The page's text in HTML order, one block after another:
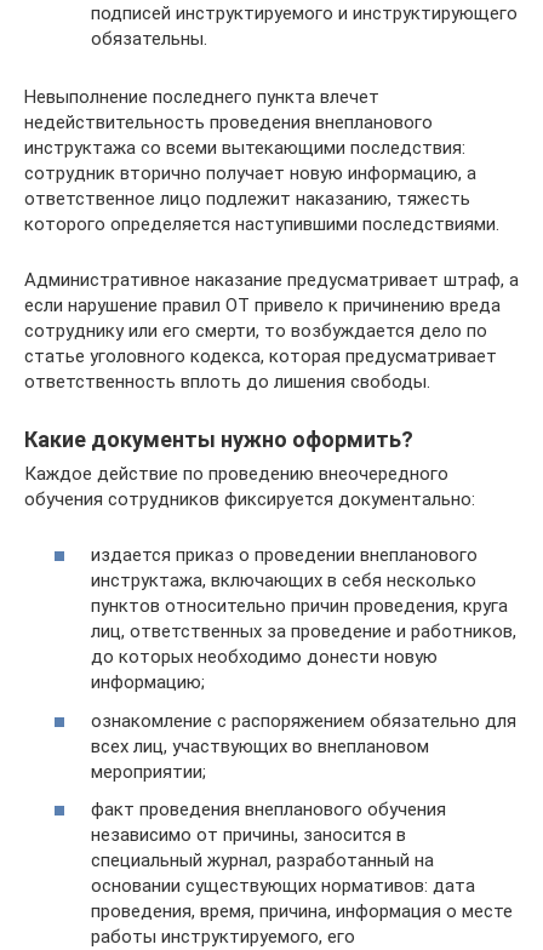
подписей инструктируемого и инструктирующего
обязательны.
Невыполнение последнего пункта влечет
недействительность проведения внепланового
инструктажа со всеми вытекающими последствия:
сотрудник вторично получает новую информацию, а
ответственное лицо подлежит наказанию, тяжесть
которого определяется наступившими последствиями.
Административное наказание предусматривает штраф, а
если нарушение правил ОТ привело к причинению вреда
сотруднику или его смерти, то возбуждается дело по
статье уголовного кодекса, которая предусматривает
ответственность вплоть до лишения свободы.
Какие документы нужно оформить?
Каждое действие по проведению внеочередного
обучения сотрудников фиксируется документально:
издается приказ о проведении внепланового
инструктажа, включающих в себя несколько
пунктов относительно причин проведения, круга
лиц, ответственных за проведение и работников,
до которых необходимо донести новую
информацию;
ознакомление с распоряжением обязательно для
всех лиц, участвующих во внеплановом
мероприятии;
факт проведения внепланового обучения
независимо от причины, заносится в
специальный журнал, разработанный на
основании существующих нормативов: дата
проведения, время, причина, информация о месте
работы инструктируемого, его